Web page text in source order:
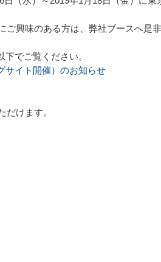
興味のある方は、弊社ブースへ是非
でご覧ください。
サイト開催）のお知らせ
けます。